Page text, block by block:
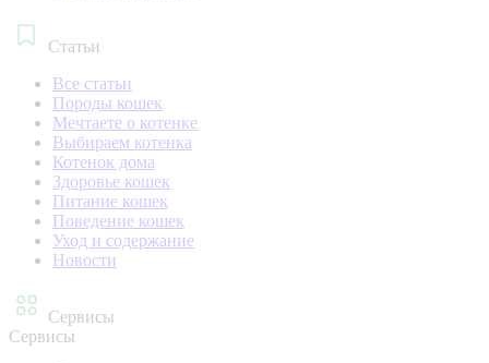
Статьи
Все статьи
Породы кошек
Мечтаете о котенке
Выбираем котенка
Котенок дома
Здоровье кошек
Питание кошек
Поведение кошек
Уход и содержание
Новости
Сервисы
Сервисы